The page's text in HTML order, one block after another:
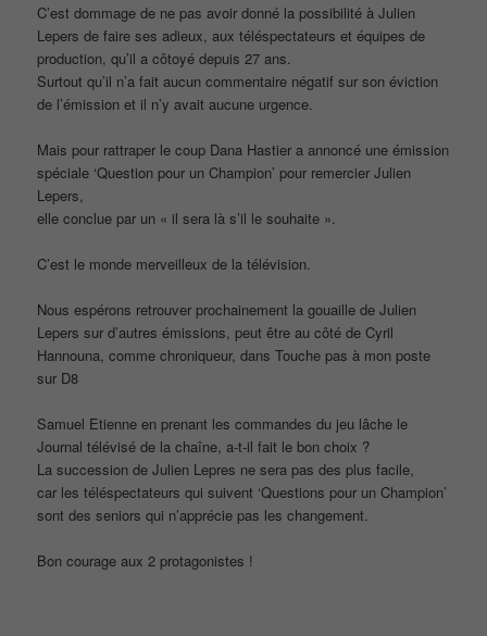
C’est dommage de ne pas avoir donné la possibilité à Julien
Lepers de faire ses adieux, aux téléspectateurs et équipes de
production, qu’il a côtoyé depuis 27 ans.
Surtout qu’il n’a fait aucun commentaire négatif sur son éviction
de l’émission et il n’y avait aucune urgence.
Mais pour rattraper le coup Dana Hastier a annoncé une émission
spéciale ‘Question pour un Champion’ pour remercier Julien
Lepers,
elle conclue par un « il sera là s’il le souhaite ».
C’est le monde merveilleux de la télévision.
Nous espérons retrouver prochainement la gouaille de Julien
Lepers sur d’autres émissions, peut être au côté de Cyril
Hannouna, comme chroniqueur, dans Touche pas à mon poste
sur D8
Samuel Etienne en prenant les commandes du jeu lâche le
Journal télévisé de la chaîne, a-t-il fait le bon choix ?
La succession de Julien Lepres ne sera pas des plus facile,
car les téléspectateurs qui suivent ‘Questions pour un Champion’
sont des seniors qui n’apprécie pas les changement.
Bon courage aux 2 protagonistes !